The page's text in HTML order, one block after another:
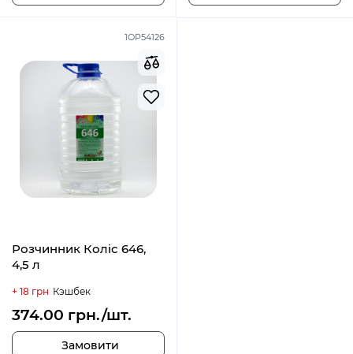
1ОР54126
Розчинник Коліс 646,
4,5 л
+ 18 грн Кэшбек
374.00 грн./шт.
Замовити